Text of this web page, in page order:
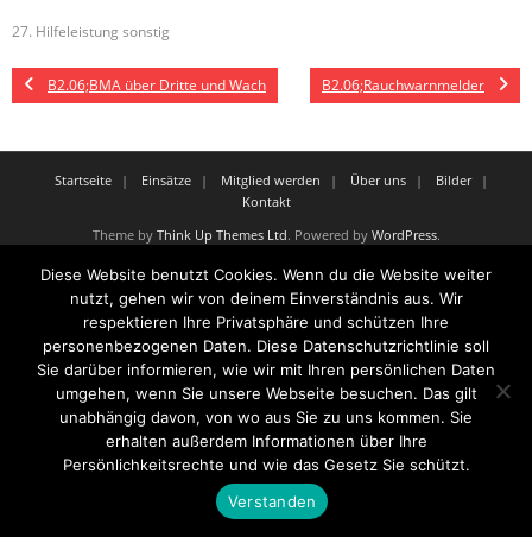
27. Hilfeleistung sonstig
B2.06;BMA über Dritte und Wach B2.06;Rauchwarnmelder
Startseite Einsätze Mitglied werden Über uns
Bilder
Kontakt
Theme by Think Up Themes Ltd. Powered by WordPress.
Diese Website benutzt Cookies. Wenn du die Website weiter
nutzt, gehen wir von deinem Einverständnis aus. Wir
respektieren Ihre Privatsphäre und schützen Ihre
personenbezogenen Daten. Diese Datenschutzrichtlinie soll
Sie darüber informieren, wie wir mit Ihren persönlichen Daten
umgehen, wenn Sie unsere Webseite besuchen. Das gilt
unabhängig davon, von wo aus Sie zu uns kommen. Sie
erhalten außerdem Informationen über Ihre
Persönlichkeitsrechte und wie das Gesetz Sie schützt.
Verstanden